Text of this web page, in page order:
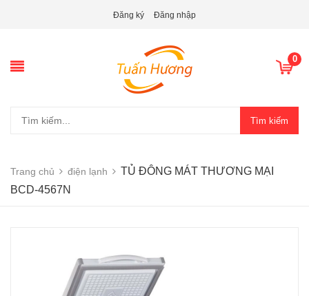
Đăng ký Đăng nhập
0
Tìm kiếm
Trang chủ điện lạnh
TỦ ĐÔNG MÁT THƯƠNG MẠI
BCD-4567N